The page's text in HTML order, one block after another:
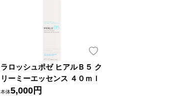
ラロッシュポゼ ヒアルＢ５ ク
リーミーエッセンス ４０ｍｌ
本体5,000円